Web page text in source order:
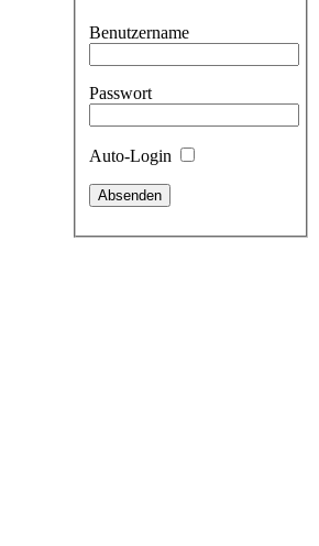
Benutzername
Passwort
Auto-Login